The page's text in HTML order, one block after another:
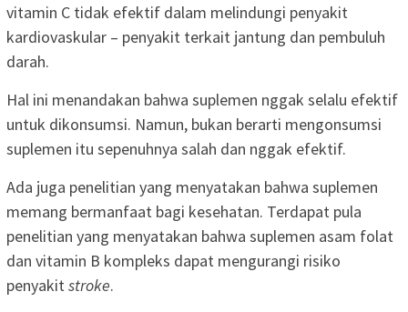
vitamin C tidak efektif dalam melindungi penyakit
kardiovaskular – penyakit terkait jantung dan pembuluh
darah.
Hal ini menandakan bahwa suplemen nggak selalu efektif
untuk dikonsumsi. Namun, bukan berarti mengonsumsi
suplemen itu sepenuhnya salah dan nggak efektif.
Ada juga penelitian yang menyatakan bahwa suplemen
memang bermanfaat bagi kesehatan. Terdapat pula
penelitian yang menyatakan bahwa suplemen asam folat
dan vitamin B kompleks dapat mengurangi risiko
penyakitstroke.